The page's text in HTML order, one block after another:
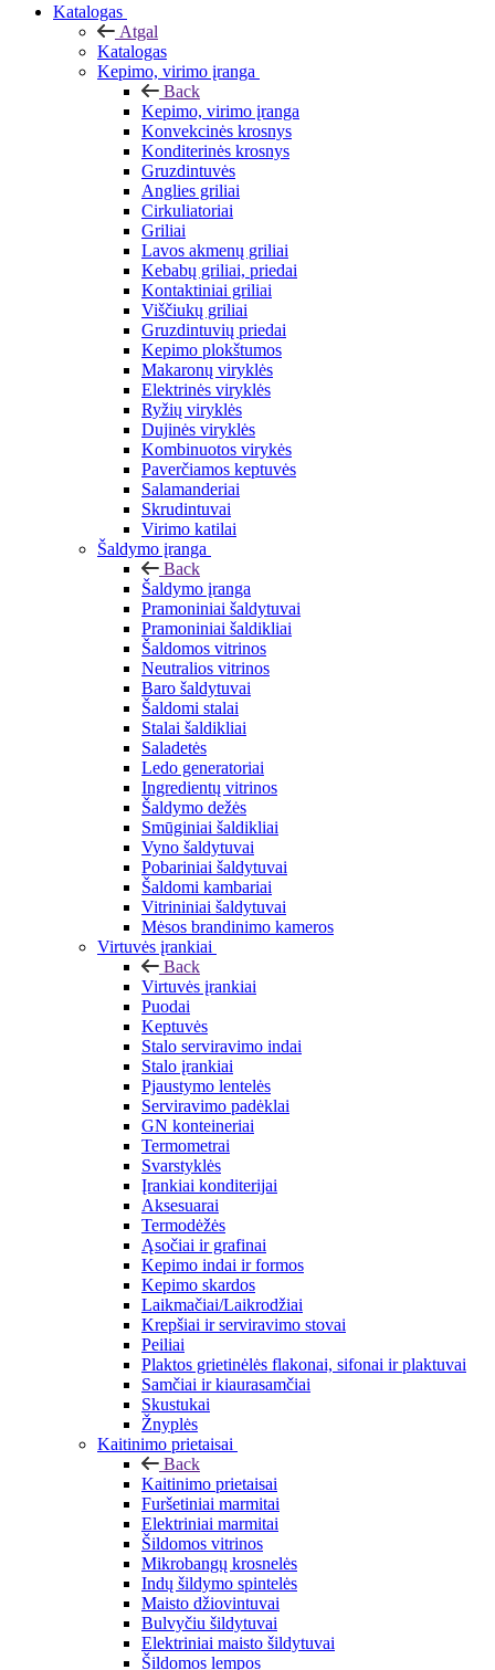
Katalogas
Atgal
Katalogas
Kepimo, virimo įranga
Back
Kepimo, virimo įranga
Konvekcinės krosnys
Konditerinės krosnys
Gruzdintuvės
Anglies griliai
Cirkuliatoriai
Griliai
Lavos akmenų griliai
Kebabų griliai, priedai
Kontaktiniai griliai
Viščiukų griliai
Gruzdintuvių priedai
Kepimo plokštumos
Makaronų viryklės
Elektrinės viryklės
Ryžių viryklės
Dujinės viryklės
Kombinuotos virykės
Paverčiamos keptuvės
Salamanderiai
Skrudintuvai
Virimo katilai
Šaldymo įranga
Back
Šaldymo įranga
Pramoniniai šaldytuvai
Pramoniniai šaldikliai
Šaldomos vitrinos
Neutralios vitrinos
Baro šaldytuvai
Šaldomi stalai
Stalai šaldikliai
Saladetės
Ledo generatoriai
Ingredientų vitrinos
Šaldymo dežės
Smūginiai šaldikliai
Vyno šaldytuvai
Pobariniai šaldytuvai
Šaldomi kambariai
Vitrininiai šaldytuvai
Mėsos brandinimo kameros
Virtuvės įrankiai
Back
Virtuvės įrankiai
Puodai
Keptuvės
Stalo serviravimo indai
Stalo įrankiai
Pjaustymo lentelės
Serviravimo padėklai
GN konteineriai
Termometrai
Svarstyklės
Įrankiai konditerijai
Aksesuarai
Termodėžės
Ąsočiai ir grafinai
Kepimo indai ir formos
Kepimo skardos
Laikmačiai/Laikrodžiai
Krepšiai ir serviravimo stovai
Peiliai
Plaktos grietinėlės flakonai, sifonai ir plaktuvai
Samčiai ir kiaurasamčiai
Skustukai
Žnyplės
Kaitinimo prietaisai
Back
Kaitinimo prietaisai
Furšetiniai marmitai
Elektriniai marmitai
Šildomos vitrinos
Mikrobangų krosnelės
Indų šildymo spintelės
Maisto džiovintuvai
Bulvyčiu šildytuvai
Elektriniai maisto šildytuvai
Šildomos lempos